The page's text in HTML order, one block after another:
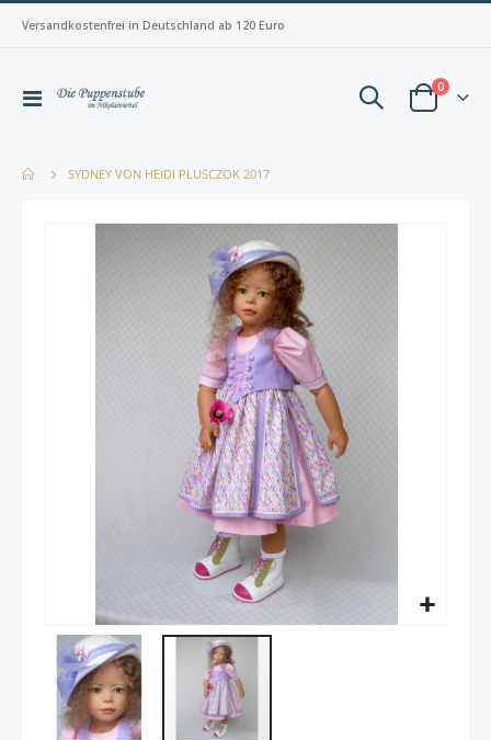
Versandkostenfrei in Deutschland ab 120 Euro
Navigation
Warenkorb
0Artikel
SYDNEY VON HEIDI PLUSCZOK 2017